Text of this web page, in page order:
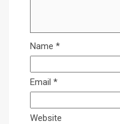
Name *
Email *
Website